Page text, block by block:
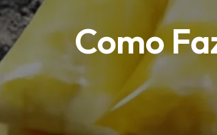
Como